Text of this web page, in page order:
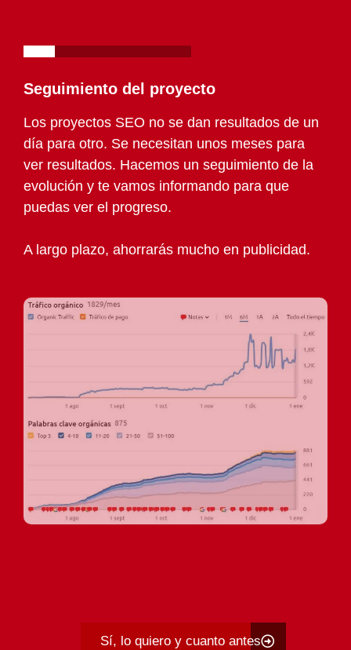
Seguimiento del proyecto
Los proyectos SEO no se dan resultados de un
día para otro. Se necesitan unos meses para
ver resultados. Hacemos un seguimiento de la
evolución y te vamos informando para que
puedas ver el progreso.
A largo plazo, ahorrarás mucho en publicidad.
Sí, lo quiero y cuanto antes